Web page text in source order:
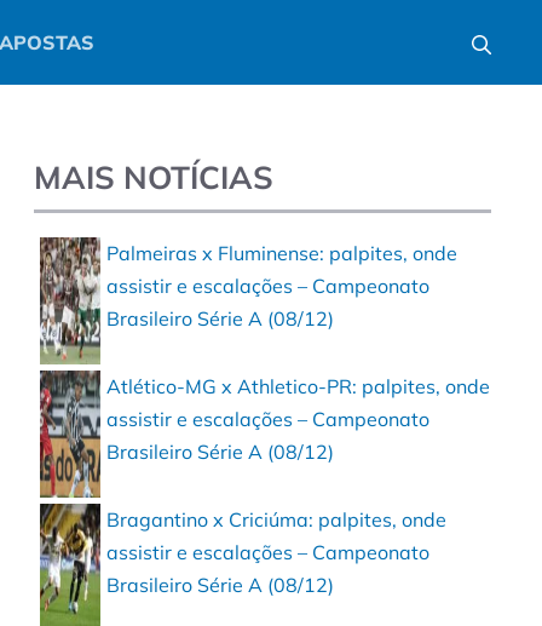
MAIS NOTÍCIAS
Palmeiras x Fluminense: palpites, onde
assistir e escalações – Campeonato
Brasileiro Série A (08/12)
Atlético-MG x Athletico-PR: palpites, onde
assistir e escalações – Campeonato
Brasileiro Série A (08/12)
Bragantino x Criciúma: palpites, onde
assistir e escalações – Campeonato
Brasileiro Série A (08/12)